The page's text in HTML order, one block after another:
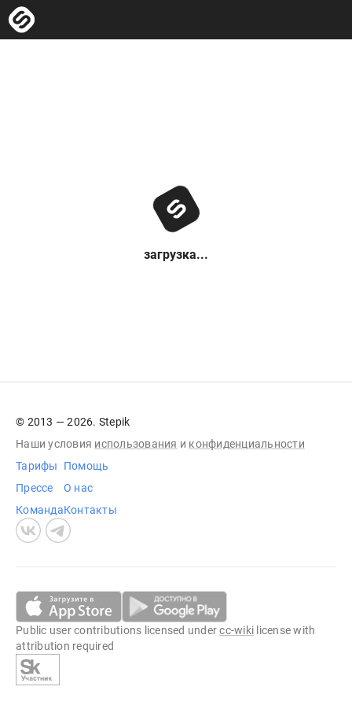
загрузка...
© 2013 — 2026. Stepik
Наши условия использования и конфиденциальности
Тарифы
Прессе
Команда
Помощь
О нас
Контакты
Public user contributions licensed undercc-wiki license with
attribution required